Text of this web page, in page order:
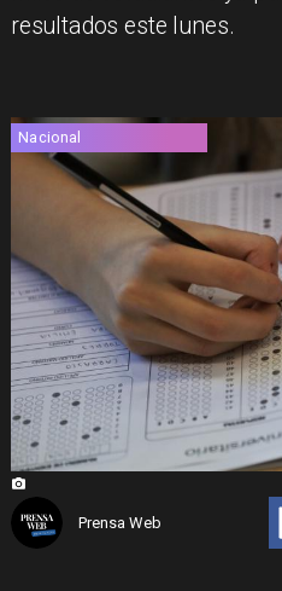
resultados este lunes.
Nacional
Prensa Web